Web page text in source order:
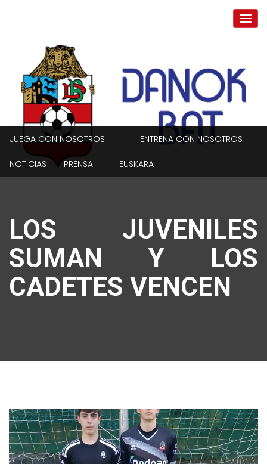
JUEGA CON NOSOTROS ENTRENA CON NOSOTROS
NOTICIAS PRENSA | EUSKARA
LOS JUVENILES
SUMAN Y LOS
CADETES VENCEN